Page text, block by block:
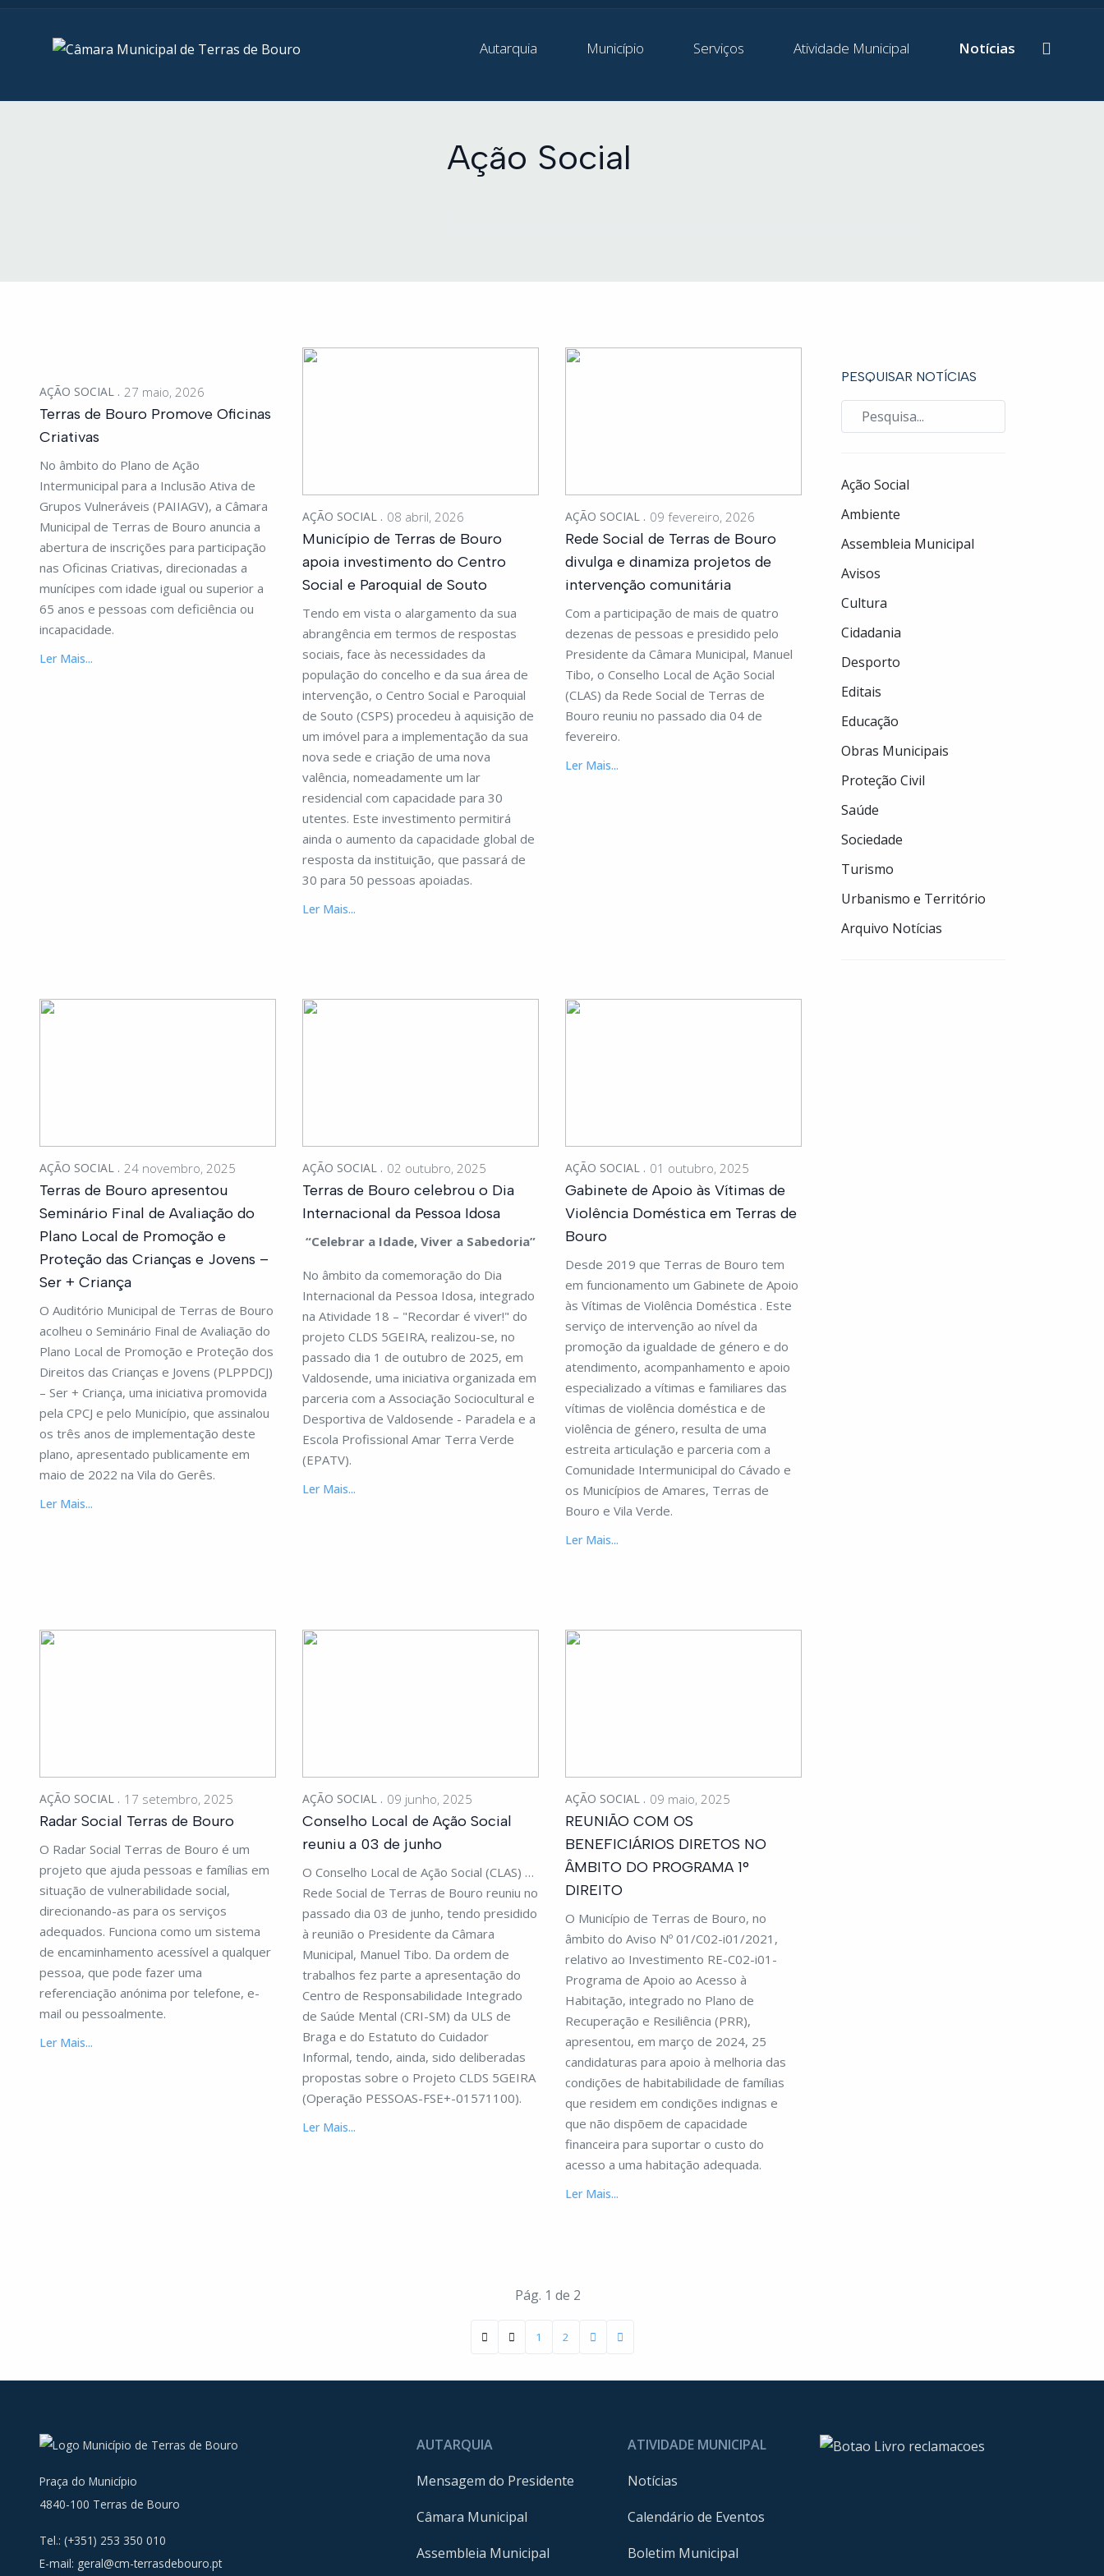
Autarquia Município Serviços Atividade Municipal Notícias
Ação Social
AÇÃO SOCIAL 27 maio, 2026
Terras de Bouro Promove Oficinas
Criativas
No âmbito do Plano de Ação
Intermunicipal para a Inclusão Ativa de
Grupos Vulneráveis (PAIIAGV), a Câmara
Municipal de Terras de Bouro anuncia a
abertura de inscrições para participação
nas Oficinas Criativas, direcionadas a
munícipes com idade igual ou superior a
65 anos e pessoas com deficiência ou
incapacidade.
Ler Mais...
AÇÃO SOCIAL 08 abril, 2026
Município de Terras de Bouro
apoia investimento do Centro
Social e Paroquial de Souto
Tendo em vista o alargamento da sua
abrangência em termos de respostas
sociais, face às necessidades da
população do concelho e da sua área de
intervenção, o Centro Social e Paroquial
de Souto (CSPS) procedeu à aquisição de
um imóvel para a implementação da sua
nova sede e criação de uma nova
valência, nomeadamente um lar
residencial com capacidade para 30
utentes. Este investimento permitirá
ainda o aumento da capacidade global de
resposta da instituição, que passará de
30 para 50 pessoas apoiadas.
Ler Mais...
AÇÃO SOCIAL 09 fevereiro, 2026
Rede Social de Terras de Bouro
divulga e dinamiza projetos de
intervenção comunitária
Com a participação de mais de quatro
dezenas de pessoas e presidido pelo
Presidente da Câmara Municipal, Manuel
Tibo, o Conselho Local de Ação Social
(CLAS) da Rede Social de Terras de
Bouro reuniu no passado dia 04 de
fevereiro.
Ler Mais...
AÇÃO SOCIAL 24 novembro, 2025
Terras de Bouro apresentou
Seminário Final de Avaliação do
Plano Local de Promoção e
Proteção das Crianças e Jovens –
Ser + Criança
O Auditório Municipal de Terras de Bouro
acolheu o Seminário Final de Avaliação do
Plano Local de Promoção e Proteção dos
Direitos das Crianças e Jovens (PLPPDCJ)
– Ser + Criança, uma iniciativa promovida
pela CPCJ e pelo Município, que assinalou
os três anos de implementação deste
plano, apresentado publicamente em
maio de 2022 na Vila do Gerês.
Ler Mais...
AÇÃO SOCIAL 02 outubro, 2025
Terras de Bouro celebrou o Dia
Internacional da Pessoa Idosa
“Celebrar a Idade, Viver a Sabedoria”
No âmbito da comemoração do Dia
Internacional da Pessoa Idosa, integrado
na Atividade 18 – "Recordar é viver!" do
projeto CLDS 5GEIRA, realizou-se, no
passado dia 1 de outubro de 2025, em
Valdosende, uma iniciativa organizada em
parceria com a Associação Sociocultural e
Desportiva de Valdosende - Paradela e a
Escola Profissional Amar Terra Verde
(EPATV).
Ler Mais...
AÇÃO SOCIAL 01 outubro, 2025
Gabinete de Apoio às Vítimas de
Violência Doméstica em Terras de
Bouro
Desde 2019 que Terras de Bouro tem
em funcionamento um Gabinete de Apoio
às Vítimas de Violência Doméstica . Este
serviço de intervenção ao nível da
promoção da igualdade de género e do
atendimento, acompanhamento e apoio
especializado a vítimas e familiares das
vítimas de violência doméstica e de
violência de género, resulta de uma
estreita articulação e parceria com a
Comunidade Intermunicipal do Cávado e
os Municípios de Amares, Terras de
Bouro e Vila Verde.
Ler Mais...
AÇÃO SOCIAL 17 setembro, 2025
Radar Social Terras de Bouro
O Radar Social Terras de Bouro é um
projeto que ajuda pessoas e famílias em
situação de vulnerabilidade social,
direcionando-as para os serviços
adequados. Funciona como um sistema
de encaminhamento acessível a qualquer
pessoa, que pode fazer uma
referenciação anónima por telefone, e-
mail ou pessoalmente.
Ler Mais...
AÇÃO SOCIAL 09 junho, 2025
Conselho Local de Ação Social
reuniu a 03 de junho
O Conselho Local de Ação Social (CLAS) da
Rede Social de Terras de Bouro reuniu no
passado dia 03 de junho, tendo presidido
à reunião o Presidente da Câmara
Municipal, Manuel Tibo. Da ordem de
trabalhos fez parte a apresentação do
Centro de Responsabilidade Integrado
de Saúde Mental (CRI-SM) da ULS de
Braga e do Estatuto do Cuidador
Informal, tendo, ainda, sido deliberadas
propostas sobre o Projeto CLDS 5GEIRA
(Operação PESSOAS-FSE+-01571100).
Ler Mais...
AÇÃO SOCIAL 09 maio, 2025
REUNIÃO COM OS
BENEFICIÁRIOS DIRETOS NO
ÂMBITO DO PROGRAMA 1°
DIREITO
O Município de Terras de Bouro, no
âmbito do Aviso Nº 01/C02-i01/2021,
relativo ao Investimento RE-C02-i01-
Programa de Apoio ao Acesso à
Habitação, integrado no Plano de
Recuperação e Resiliência (PRR),
apresentou, em março de 2024, 25
candidaturas para apoio à melhoria das
condições de habitabilidade de famílias
que residem em condições indignas e
que não dispõem de capacidade
financeira para suportar o custo do
acesso a uma habitação adequada.
Ler Mais...
PESQUISAR NOTÍCIAS
Ação Social
Ambiente
Assembleia Municipal
Avisos
Cultura
Cidadania
Desporto
Editais
Educação
Obras Municipais
Proteção Civil
Saúde
Sociedade
Turismo
Urbanismo e Território
Arquivo Notícias
Pág. 1 de 2
1 2
Praça do Município
4840-100 Terras de Bouro
Tel.: (+351) 253 350 010
E-mail: geral@cm-terrasdebouro.pt
AUTARQUIA
Mensagem do Presidente
Câmara Municipal
Assembleia Municipal
ATIVIDADE MUNICIPAL
Notícias
Calendário de Eventos
Boletim Municipal